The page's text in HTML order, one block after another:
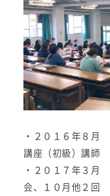
・２０１６年８月
講座（初級）講師
・２０１７年３月
会、１０月他２回